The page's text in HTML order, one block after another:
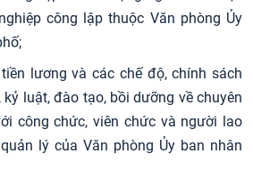
công lập thuộc Văn phòng Ủy
lương và các chế độ, chính sách
luật, đào tạo, bồi dưỡng về chuyên
công chức, viên chức và người lao
lý của Văn phòng Ủy ban nhân